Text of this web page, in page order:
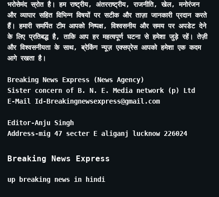
भरोसेमंद स्रोत है। हम राष्ट्रीय, अंतरराष्ट्रीय, राजनीति, खेल, मनोरंजन
और व्यापार सहित विभिन्न विषयों पर सटीक और ताज़ा जानकारी प्रदान करते
हैं। हमारी समर्पित टीम आपको निष्पक्ष, विश्वसनीय और समय पर अपडेट देने
के लिए प्रतिबद्ध है, ताकि आप हर महत्वपूर्ण घटना से हमेशा जुड़े रहें। तेज़ी
और विश्वसनीयता के साथ, ब्रेकिंग न्यूज़ एक्सप्रेस आपको हमेशा एक कदम
आगे रखता है।
Breaking News Express (News Agency)
Sister concern of B. N. E. Media network (p) Ltd
E-Mail Id-Breakingnewsexpress@gmail.com
Editor-Anju Singh
Address-mig 47 secter E aliganj lucknow 226024
Breaking News Express
up breaking news in hindi